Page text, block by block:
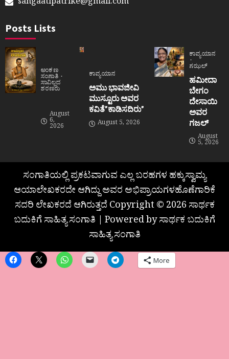
sangaatipatrike@gmail.com
Posts Lists
ಅಂಕಣ
ಸಂಗಾತಿ
ಸಾವಿಲ್ಲದ
ಶರಣರು
August
6,
2026
ಕಾವ್ಯಯಾನ
ಅಮು ಭಾವಜೀವಿ
ಮುಸ್ಟೂರು ಅವರ
ಕವಿತೆ”ಕಾಡಿಸದಿರು”
August 5, 2026
ಕಾವ್ಯಯಾನ
ಗಝಲ್
ಹಮೀದಾ
ಬೇಗಂ
ದೇಸಾಯಿ
ಅವರ
ಗಜಲ್
August
5, 2026
ಸಂಗಾತಿಯಲ್ಲಿ ಪ್ರಕಟವಾಗುವ ಎಲ್ಲ ಬರಹಗಳ ಹಕ್ಕುಸ್ವಾಮ್ಯ
ಆಯಾಲೇಖಕರದೇ ಆಗಿದ್ದು ಅವರ ಅಭಿಪ್ರಾಯಗಳಹೊಣೆಗಾರಿಕೆ
ಸದರಿ ಲೇಖಕರದೆ ಆಗಿರುತ್ತದೆ Copyright © 2026 ಸಾರ್ಥಕ
ಬದುಕಿಗೆ ಸಾಹಿತ್ಯ ಸಂಗಾತಿ | Powered by ಸಾರ್ಥಕ ಬದುಕಿಗೆ
ಸಾಹಿತ್ಯ ಸಂಗಾತಿ
More